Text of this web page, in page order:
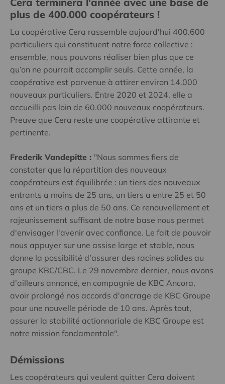
plus de 400.000 coopérateurs !
La coopérative Cera rassemble aujourd'hui 400.600
particuliers qui constituent notre force collective :
ensemble, nous pouvons réaliser bien plus que ce
qu’on ne pourrait accomplir seuls. Cette année, la
coopérative est parvenue à attirer environ 14.000
nouveaux particuliers. Entre 2020 et 2024, elle a
accueilli pas loin de 60.000 nouveaux coopérateurs.
Preuve que Cera reste une coopérative attirante et
pertinente.
Frederik Vandepitte : "Nous sommes fiers de
constater que la répartition des nouveaux
coopérateurs est équilibrée : un tiers des nouveaux
entrants a moins de 25 ans, un tiers a entre 25 et 50
ans et un tiers a plus de 50 ans. Ce renouvellement et
rajeunissement suffisant de notre base nous permet
d'envisager l'avenir avec confiance. Le fait de pouvoir
nous appuyer sur une assise large et stable, nous
donne la possibilité d’assurer des racines solides au
groupe KBC/CBC. Le 29 novembre dernier, nous avons
d’ailleurs annoncé, en compagnie de KBC Ancora,
avoir prolongé nos accords d'ancrage de KBC Groupe
pour une nouvelle période de 10 ans. Après tout,
assurer la stabilité actionnariale de KBC Groupe est
notre mission fondamentale".
Démissions
Les coopérateurs qui veulent quitter Cera doivent